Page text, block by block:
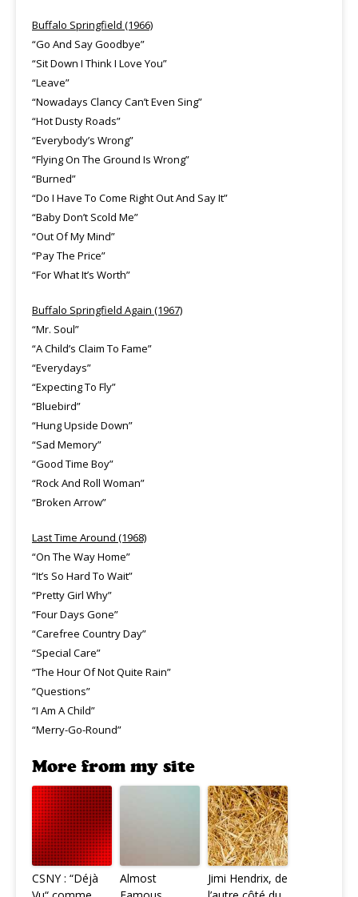
Buffalo Springfield (1966)
“Go And Say Goodbye”
“Sit Down I Think I Love You”
“Leave”
“Nowadays Clancy Can’t Even Sing”
“Hot Dusty Roads”
“Everybody’s Wrong”
“Flying On The Ground Is Wrong”
“Burned”
“Do I Have To Come Right Out And Say It”
“Baby Don’t Scold Me”
“Out Of My Mind”
“Pay The Price”
“For What It’s Worth”
Buffalo Springfield Again (1967)
“Mr. Soul”
“A Child’s Claim To Fame”
“Everydays”
“Expecting To Fly”
“Bluebird”
“Hung Upside Down”
“Sad Memory”
“Good Time Boy”
“Rock And Roll Woman”
“Broken Arrow”
Last Time Around (1968)
“On The Way Home”
“It’s So Hard To Wait”
“Pretty Girl Why”
“Four Days Gone”
“Carefree Country Day”
“Special Care”
“The Hour Of Not Quite Rain”
“Questions”
“I Am A Child”
“Merry-Go-Round”
More from my site
CSNY : “Déjà
Almost
Jimi Hendrix, de